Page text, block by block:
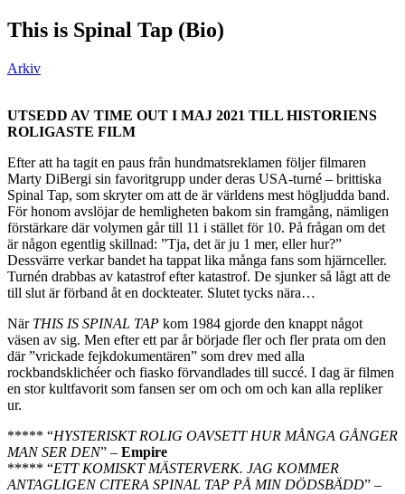
This is Spinal Tap (Bio)
Arkiv
UTSEDD AV TIME OUT I MAJ 2021 TILL HISTORIENS
ROLIGASTE FILM
Efter att ha tagit en paus från hundmatsreklamen följer filmaren
Marty DiBergi sin favoritgrupp under deras USA-turné – brittiska
Spinal Tap, som skryter om att de är världens mest högljudda band.
För honom avslöjar de hemligheten bakom sin framgång, nämligen
förstärkare där volymen går till 11 i stället för 10. På frågan om det
är någon egentlig skillnad: ”Tja, det är ju 1 mer, eller hur?”
Dessvärre verkar bandet ha tappat lika många fans som hjärnceller.
Turnén drabbas av katastrof efter katastrof. De sjunker så lågt att de
till slut är förband åt en dockteater. Slutet tycks nära…
När THIS IS SPINAL TAP kom 1984 gjorde den knappt något
väsen av sig. Men efter ett par år började fler och fler prata om den
där ”vrickade fejkdokumentären” som drev med alla
rockbandsklichéer och fiasko förvandlades till succé. I dag är filmen
en stor kultfavorit som fansen ser om och om och kan alla repliker
ur.
***** “HYSTERISKT ROLIG OAVSETT HUR MÅNGA GÅNGER
MAN SER DEN” – Empire
***** “ETT KOMISKT MÄSTERVERK. JAG KOMMER
ANTAGLIGEN CITERA SPINAL TAP PÅ MIN DÖDSBÄDD” –